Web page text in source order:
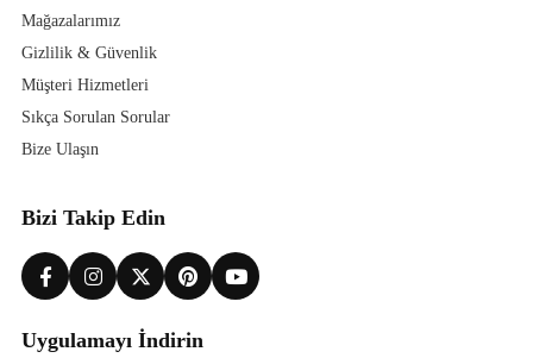
Mağazalarımız
Gizlilik & Güvenlik
Müşteri Hizmetleri
Sıkça Sorulan Sorular
Bize Ulaşın
Bizi Takip Edin
Uygulamayı İndirin